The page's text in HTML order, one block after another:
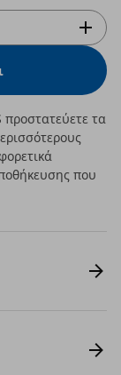
προστατεύετε τα
που